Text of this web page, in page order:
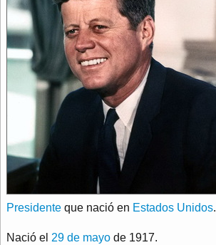
Presidente que nació en Estados Unidos.
Nació el 29 de mayo de 1917.